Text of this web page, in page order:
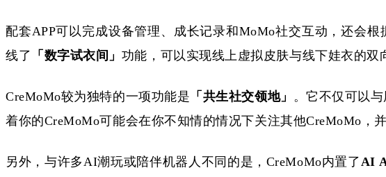
配套APP可以完成设备管理、成长记录和MoMo社交互动，还会
线了 「数字试衣间」 功能，可以实现线上虚拟皮肤与线下娃衣的双
CreMoMo较为独特的一项功能是 「共生社交领地」 。它不仅可以
着你的CreMoMo可能会在你不知情的情况下关注其他CreMoMo，
另外，与许多AI潮玩或陪伴机器人不同的是，CreMoMo内置了AI